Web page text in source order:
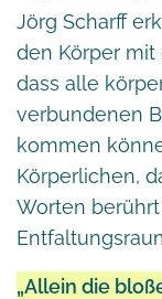
Jörg Scharff
den Körper mit
dass alle
verbundenen
kommen
Körperlichen,
Worten
„Allein die